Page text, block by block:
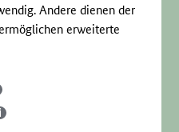
Andere dienen der
erweiterte